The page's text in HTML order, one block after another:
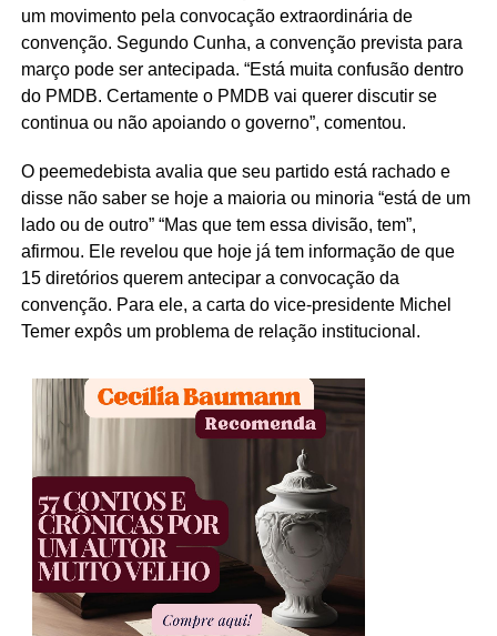
um movimento pela convocação extraordinária de
convenção. Segundo Cunha, a convenção prevista para
março pode ser antecipada. “Está muita confusão dentro
do PMDB. Certamente o PMDB vai querer discutir se
continua ou não apoiando o governo”, comentou.
O peemedebista avalia que seu partido está rachado e
disse não saber se hoje a maioria ou minoria “está de um
lado ou de outro” “Mas que tem essa divisão, tem”,
afirmou. Ele revelou que hoje já tem informação de que
15 diretórios querem antecipar a convocação da
convenção. Para ele, a carta do vice-presidente Michel
Temer expôs um problema de relação institucional.